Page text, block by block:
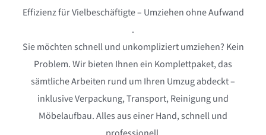
Sie möchten schnell und unkompliziert umziehen? Kein
sämtliche Arbeiten rund um Ihren Umzug abdeckt –
inklusive Verpackung, Transport, Reinigung und
Möbelaufbau. Alles aus einer Hand, schnell und
professionell.